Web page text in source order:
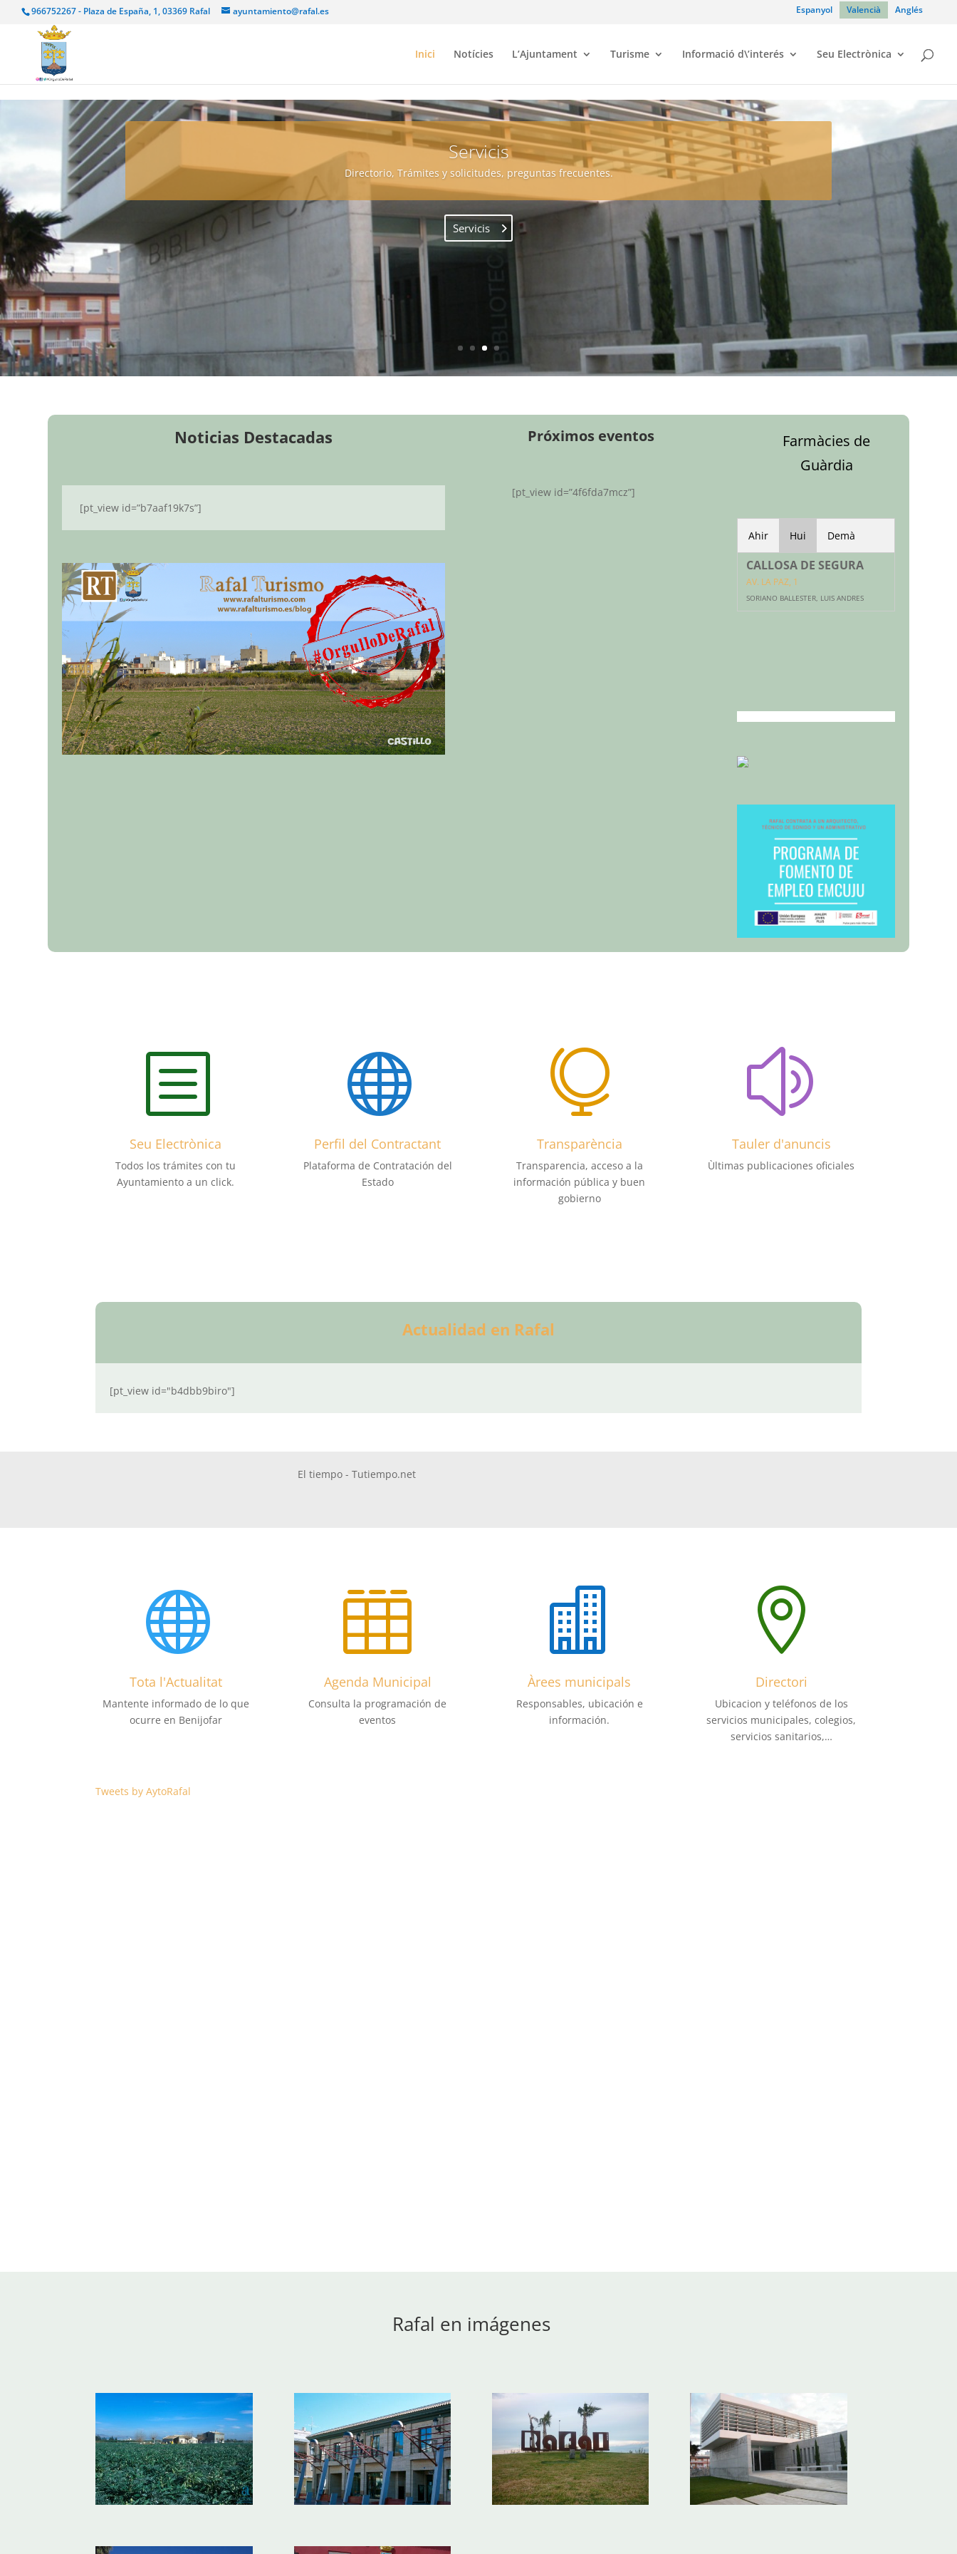
966752267 - Plaza de España, 1, 03369 Rafal ayuntamiento@rafal.es Espanyol Valencià Anglés
Inici Notícies L’Ajuntament Turisme Informació d\’interés Seu Electrònica
Servicis
Directorio, Trámites y solicitudes, preguntas frecuentes.
Servicis
Noticias Destacadas
[pt_view id=”b7aaf19k7s”]
Próximos eventos
[pt_view id=”4f6fda7mcz”]
Farmàcies de
Guàrdia
Ahir Hui Demà
CALLOSA DE SEGURA
AV. LA PAZ, 1
SORIANO BALLESTER, LUIS ANDRES
b
Seu Electrònica
Todos los trámites con tu
Ayuntamiento a un click.

Perfil del Contractant
Plataforma de Contratación del
Estado

Transparència
Transparencia, acceso a la
información pública y buen
gobierno
z
Tauler d'anuncis
Ùltimas publicaciones oficiales
Actualidad en Rafal
[pt_view id="b4dbb9biro"]
El tiempo - Tutiempo.net

Tota l'Actualitat
Mantente informado de lo que
ocurre en Benijofar

Agenda Municipal
Consulta la programación de
eventos

Àrees municipals
Responsables, ubicación e
información.

Directori
Ubicacion y teléfonos de los
servicios municipales, colegios,
servicios sanitarios,…
Tweets by AytoRafal
Rafal en imágenes